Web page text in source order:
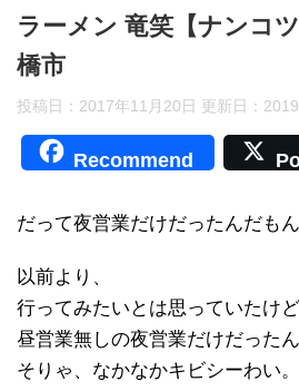
ラーメン 竜笑【ナンコ
橋市
投稿日：2017年11月20日 更新日：
Recommend
だって夜営業だけだったんだもん
以前より、
行ってみたいとは思っていたけど
昼営業無しの夜営業だけだったん
そりゃ、なかなかキビシーわい。